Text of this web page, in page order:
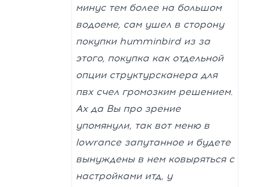
минуc тем более на большом
водоеме, сам ушел в сторону
покупки humminbird из за
этого, покупка как отдельной
опции структурсканера для
пвх счел громозким решением.
Ах да Вы про зрение
упомянули, так вот меню в
lowrance запутанное и будете
вынуждены в нем ковыряться с
настройками итд, у